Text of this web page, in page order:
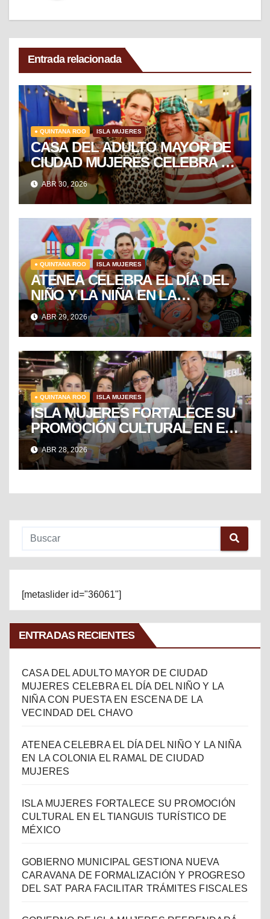
Entrada relacionada
● QUINTANA ROO ISLA MUJERES
CASA DEL ADULTO MAYOR DE
CIUDAD MUJERES CELEBRA EL
DÍA DEL NIÑO Y LA NIÑA CON
PUESTA EN ESCENA DE LA
VECINDAD DEL CHAVO
ABR 30, 2026
● QUINTANA ROO ISLA MUJERES
ATENEA CELEBRA EL DÍA DEL
NIÑO Y LA NIÑA EN LA
COLONIA EL RAMAL DE
CIUDAD MUJERES
ABR 29, 2026
● QUINTANA ROO ISLA MUJERES
ISLA MUJERES FORTALECE SU
PROMOCIÓN CULTURAL EN EL
TIANGUIS TURÍSTICO DE
MÉXICO
ABR 28, 2026
[metaslider id="36061"]
ENTRADAS RECIENTES
CASA DEL ADULTO MAYOR DE CIUDAD
MUJERES CELEBRA EL DÍA DEL NIÑO Y LA
NIÑA CON PUESTA EN ESCENA DE LA
VECINDAD DEL CHAVO
ATENEA CELEBRA EL DÍA DEL NIÑO Y LA NIÑA
EN LA COLONIA EL RAMAL DE CIUDAD
MUJERES
ISLA MUJERES FORTALECE SU PROMOCIÓN
CULTURAL EN EL TIANGUIS TURÍSTICO DE
MÉXICO
GOBIERNO MUNICIPAL GESTIONA NUEVA
CARAVANA DE FORMALIZACIÓN Y PROGRESO
DEL SAT PARA FACILITAR TRÁMITES FISCALES